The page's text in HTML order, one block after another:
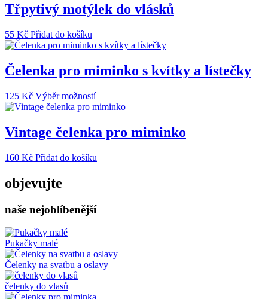
Třpytivý motýlek do vlásků
55 Kč Přidat do košíku
Čelenka pro miminko s kvítky a lístečky
125 Kč Výběr možnostíTento
produkt
variant.
lze
produktu
Vintage čelenka pro miminko
160 Kč Přidat do košíku
objevujte
naše nejoblíbenější
Pukačky malé
Čelenky na svatbu a oslavy
čelenky do vlasů